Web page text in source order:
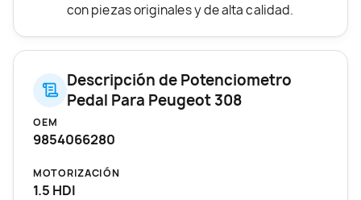
con piezas originales y de alta calidad.
Descripción de Potenciometro
Pedal Para Peugeot 308
OEM
9854066280
MOTORIZACIÓN
1.5 HDI